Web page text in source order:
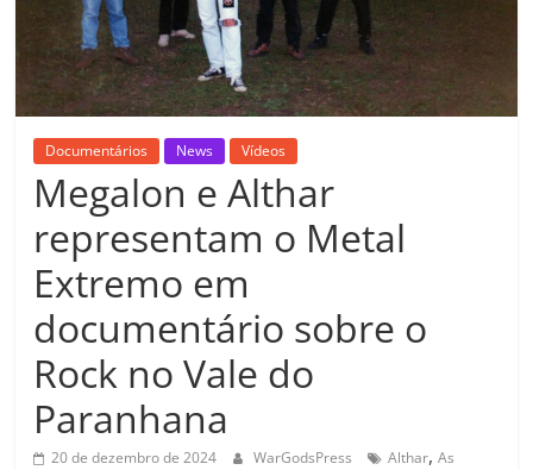
Documentários News Vídeos
Megalon e Althar
representam o Metal
Extremo em
documentário sobre o
Rock no Vale do
Paranhana
20 de dezembro de 2024 WarGodsPress Althar,As